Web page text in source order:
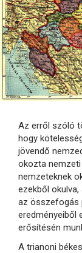
Az erről szóló
hogy
jövendő
okozta nemzeti
nemzeteknek
ezekből
az összefogás
eredményeiből
erősítésén
A trianoni